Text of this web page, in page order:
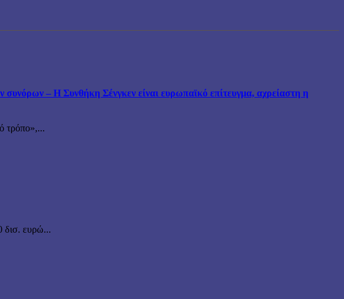
– Η Συνθήκη Σένγκεν είναι ευρωπαϊκό επίτευγμα, αχρείαστη η
τρόπο»,...
δισ. ευρώ...